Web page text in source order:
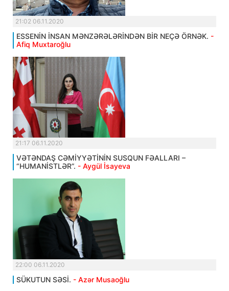
21:02 06.11.2020
ESSENİN İNSAN MƏNZƏRƏLƏRİNDƏN BİR NEÇƏ ÖRNƏK. -
Afiq Muxtaroğlu
21:17 06.11.2020
VƏTƏNDAŞ CƏMİYYƏTİNİN SUSQUN FƏALLARI –
“HUMANİSTLƏR”. - Aygül İsayeva
22:00 06.11.2020
SÜKUTUN SƏSİ. - Azər Musaoğlu